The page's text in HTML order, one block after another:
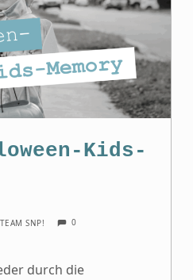
Kids-
TEAM SNP! 0
durch die